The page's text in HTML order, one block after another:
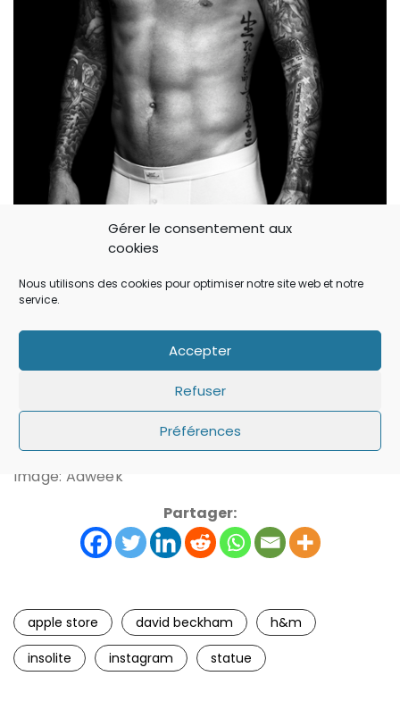
Gérer le consentement aux
cookies
Nous utilisons des cookies pour optimiser notre site web et notre
service.
Accepter
Refuser
Préférences
David Beckham en chair et en os
Source:Adweek
Image: Adweek
Partager:
apple store david beckham
h&m
insolite
instagram statue